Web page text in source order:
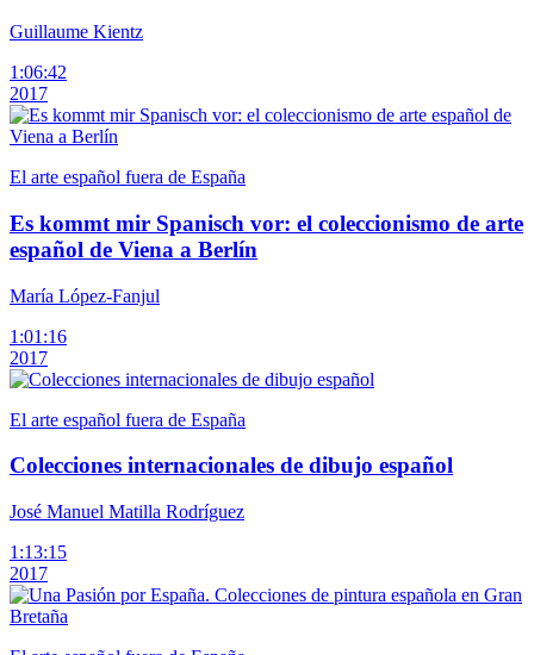
Guillaume Kientz
1:06:42
2017
El arte español fuera de España
Es kommt mir Spanisch vor: el coleccionismo de arte
español de Viena a Berlín
María López-Fanjul
1:01:16
2017
El arte español fuera de España
Colecciones internacionales de dibujo español
José Manuel Matilla Rodríguez
1:13:15
2017